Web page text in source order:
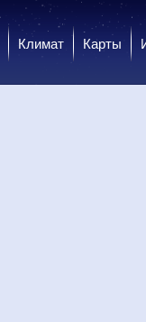
Климат Карты